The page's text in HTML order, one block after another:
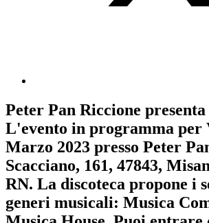
Peter Pan Riccione presenta
L'evento in programma per
Marzo 2023 presso Peter
Scacciano, 161, 47843,
RN. La discoteca propone i
generi musicali: Musica